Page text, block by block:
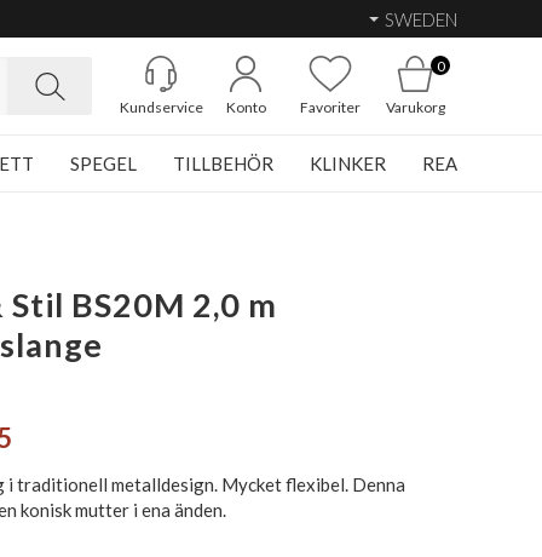
SWEDEN
Kundservice Konto Favoriter
0
Varukorg
SPEGEL TILLBEHÖR KLINKER REA
Stil BS20M 2,0 m
i traditionell metalldesign. Mycket flexibel. Denna
konisk mutter i ena änden.